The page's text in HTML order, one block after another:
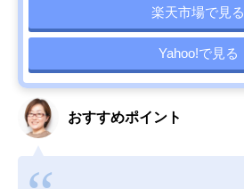
楽天市場で見る
Yahoo!で見る
おすすめポイント